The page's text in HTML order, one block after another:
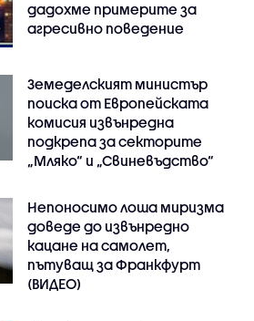
дадохме примерите за
агресивно поведение
Земеделският министър
поиска от Европейската
комисия извънредна
подкрепа за секторите
„Мляко“ и „Свиневъдство“
Непоносимо лоша миризма
доведе до извънредно
кацане на самолет,
пътуващ за Франкфурт
(ВИДЕО)